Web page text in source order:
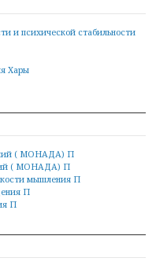
и психической стабильности
Хары
( МОНАДА) П
( МОНАДА) П
мышления П
П
П